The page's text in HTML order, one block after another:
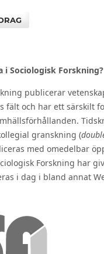
i Sociologisk Forskning?
publicerar
fält och har ett särskilt
granskning (
med omedelbar
Forskning har
i dag i bland annat